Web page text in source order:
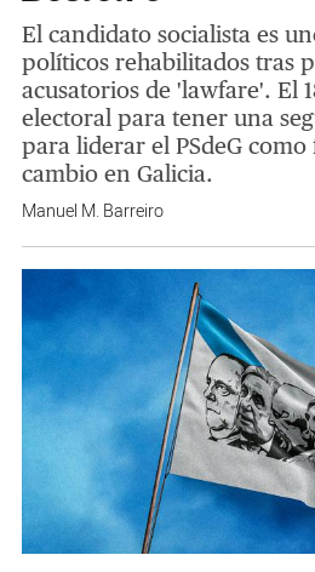
El candidato socialista es
políticos rehabilitados tras
acusatorios de 'lawfare'. El
electoral para tener una
para liderar el PSdeG
cambio en Galicia.
Manuel M. Barreiro